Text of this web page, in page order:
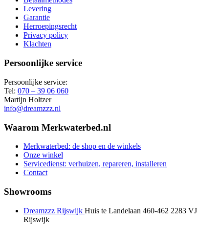
Levering
Garantie
Herroepingsrecht
Privacy policy
Klachten
Persoonlijke service
Persoonlijke service:
Tel: 070 – 39 06 060
Martijn Holtzer
info@dreamzzz.nl
Waarom Merkwaterbed.nl
Merkwaterbed: de shop en de winkels
Onze winkel
Servicedienst: verhuizen, repareren, installeren
Contact
Showrooms
Dreamzzz Rijswijk Huis te Landelaan 460-462 2283 VJ
Rijswijk